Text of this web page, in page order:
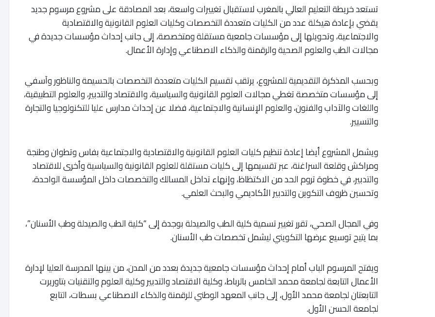
تستعد خريطة التعليم العالي بالمغرب لاستقبال تغييرات واسعة، بعد المصادقة على مشروع مرسوم جديد
يقضي بإعادة هيكلة عدد من الكليات متعددة التخصصات وكليات العلوم القانونية والاقتصادية
والاجتماعية، وتحويلها إلى مؤسسات جامعية مستقلة ومتخصصة، إلى جانب إحداث مؤسسات جديدة في
مجالات الطب والعلوم الصحية والرقمنة والذكاء الاصطناعي وإدارة الأعمال.
وبحسب المذكرة التقديمية للمشروع، يرتقب تقسيم الكليات متعددة التخصصات بالحسيمة والناظور وآسفي
إلى مؤسسات متخصصة تغطي مجالات العلوم القانونية والسياسية، والاقتصاد والتدبير، والعلوم التطبيقية،
واللغات والآداب والفنون، والعلوم الإنسانية والاجتماعية، فضلا عن إحداث مدارس عليا للتكنولوجيا والتجارة
والتسيير.
ويشمل المشروع أيضا إعادة تنظيم كليات العلوم القانونية والاقتصادية والاجتماعية بفاس وتطوان وطنجة
ومراكش وقلعة السراغنة، عبر تقسيمها إلى كليات مستقلة للعلوم القانونية والسياسية وأخرى للاقتصاد
والتدبير، في خطوة تروم الحد من الاكتظاظ، وإنهاء تداخل المسالك والتخصصات داخل المؤسسة الواحدة،
وتحسين ظروف التكوين والتدبير الأكاديمي والبحث العلمي.
وفي المجال الصحي، تقرر تغيير تسمية كلية الطب والصيدلة بوجدة إلى “كلية الطب والصيدلة وطب الأسنان”،
بما يتيح توسيع عرضها التكويني ليشمل تخصصات طب الأسنان.
ويفتح المرسوم الباب أمام إحداث مؤسسات جامعية جديدة بعدد من المدن، من بينها المدرسة العليا لإدارة
الأعمال التابعة لجامعة محمد الخامس بالرباط، وكلية الاقتصاد والتدبير وكلية العلوم والتقنيات بتاوريرت
التابعتان لجامعة محمد الأول، إلى جانب المعهد الوطني للرقمنة والذكاء الاصطناعي بسطات، التابع
لجامعة الحسن الأول.